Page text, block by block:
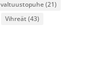
valtuustopuhe(21)
Vihreät (43)